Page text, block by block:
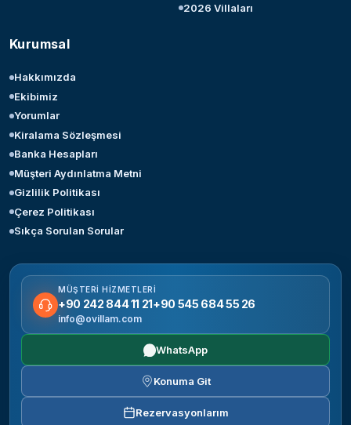
2026 Villaları
Kurumsal
Hakkımızda
Ekibimiz
Yorumlar
Kiralama Sözleşmesi
Banka Hesapları
Müşteri Aydınlatma Metni
Gizlilik Politikası
Çerez Politikası
Sıkça Sorulan Sorular
MÜŞTERI HIZMETLERI
+90 242 844 11 21+90 545 684 55 26
info@ovillam.com
WhatsApp
Konuma Git
Rezervasyonlarım